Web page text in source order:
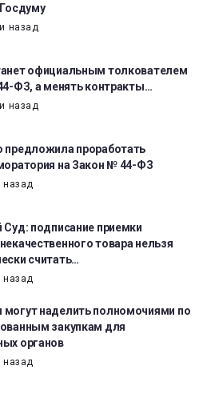
назад
официальным толкователем
ФЗ, а менять контракты…
назад
предложила проработать
на Закон № 44-ФЗ
назад
Суд: подписание приемки
товара нельзя
считать…
наделить полномочиями по
закупкам для
органов